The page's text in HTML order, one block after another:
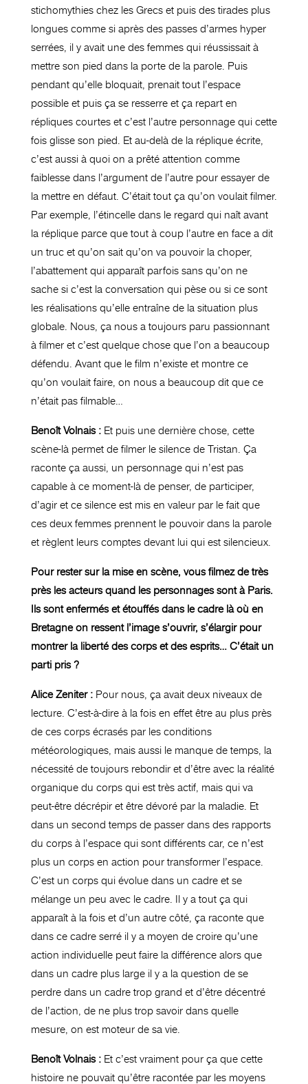
stichomythies chez les Grecs et puis des tirades plus
longues comme si après des passes d’armes hyper
serrées, il y avait une des femmes qui réussissait à
mettre son pied dans la porte de la parole. Puis
pendant qu’elle bloquait, prenait tout l’espace
possible et puis ça se resserre et ça repart en
répliques courtes et c’est l’autre personnage qui cette
fois glisse son pied. Et au-delà de la réplique écrite,
c’est aussi à quoi on a prêté attention comme
faiblesse dans l’argument de l’autre pour essayer de
la mettre en défaut. C’était tout ça qu’on voulait filmer.
Par exemple, l’étincelle dans le regard qui naît avant
la réplique parce que tout à coup l’autre en face a dit
un truc et qu’on sait qu’on va pouvoir la choper,
l’abattement qui apparaît parfois sans qu’on ne
sache si c’est la conversation qui pèse ou si ce sont
les réalisations qu’elle entraîne de la situation plus
globale. Nous, ça nous a toujours paru passionnant
à filmer et c’est quelque chose que l’on a beaucoup
défendu. Avant que le film n’existe et montre ce
qu’on voulait faire, on nous a beaucoup dit que ce
n’était pas filmable…
Benoît Volnais : Et puis une dernière chose, cette
scène-là permet de filmer le silence de Tristan. Ça
raconte ça aussi, un personnage qui n’est pas
capable à ce moment-là de penser, de participer,
d’agir et ce silence est mis en valeur par le fait que
ces deux femmes prennent le pouvoir dans la parole
et règlent leurs comptes devant lui qui est silencieux.
Pour rester sur la mise en scène, vous filmez de très
près les acteurs quand les personnages sont à Paris.
Ils sont enfermés et étouffés dans le cadre là où en
Bretagne on ressent l’image s’ouvrir, s’élargir pour
montrer la liberté des corps et des esprits… C’était un
parti pris ?
Alice Zeniter : Pour nous, ça avait deux niveaux de
lecture. C’est-à-dire à la fois en effet être au plus près
de ces corps écrasés par les conditions
météorologiques, mais aussi le manque de temps, la
nécessité de toujours rebondir et d’être avec la réalité
organique du corps qui est très actif, mais qui va
peut-être décrépir et être dévoré par la maladie. Et
dans un second temps de passer dans des rapports
du corps à l’espace qui sont différents car, ce n’est
plus un corps en action pour transformer l’espace.
C’est un corps qui évolue dans un cadre et se
mélange un peu avec le cadre. Il y a tout ça qui
apparaît à la fois et d’un autre côté, ça raconte que
dans ce cadre serré il y a moyen de croire qu’une
action individuelle peut faire la différence alors que
dans un cadre plus large il y a la question de se
perdre dans un cadre trop grand et d’être décentré
de l’action, de ne plus trop savoir dans quelle
mesure, on est moteur de sa vie.
Benoît Volnais : Et c’est vraiment pour ça que cette
histoire ne pouvait qu’être racontée par les moyens